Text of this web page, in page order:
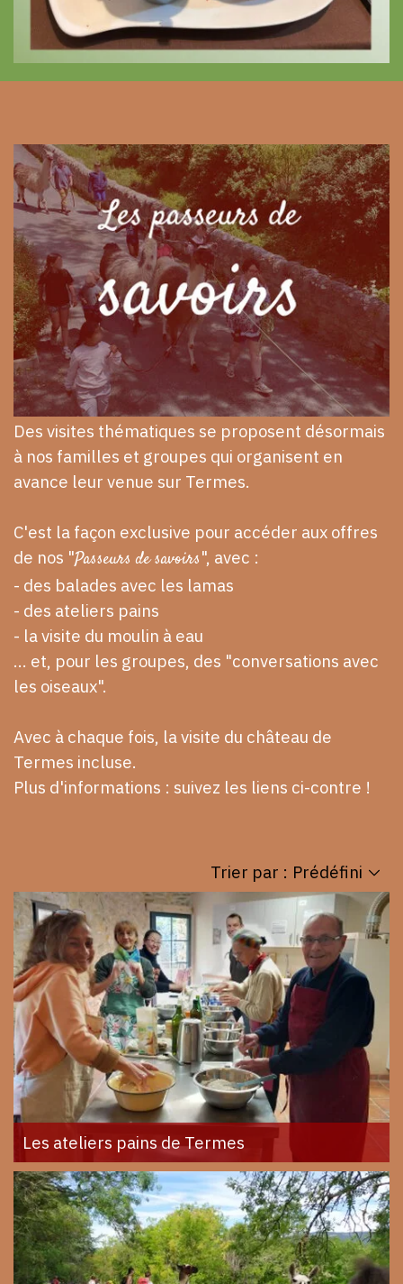
Des visites thématiques se proposent désormais
à nos familles et groupes qui organisent en
avance leur venue sur Termes.
C'est la façon exclusive pour accéder aux offres
de nos "Passeurs de savoirs", avec :
- des balades avec les lamas
- des ateliers pains
- la visite du moulin à eau
... et, pour les groupes, des "conversations avec
les oiseaux".
Avec à chaque fois, la visite du château de
Termes incluse.
Plus d'informations : suivez les liens ci-contre !
Trier par : Prédéfini
Les ateliers pains de Termes